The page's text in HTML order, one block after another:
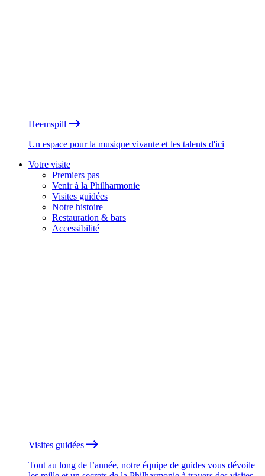
Heemspill
Un espace pour la musique vivante et les talents d'ici
Votre visite
Premiers pas
Venir à la Philharmonie
Visites guidées
Notre histoire
Restauration & bars
Accessibilité
Visites guidées
Tout au long de l’année, notre équipe de guides vous dévoile